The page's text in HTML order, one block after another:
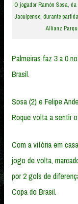
O jogador Ramón Sosa,
Jacuipense, durante
Allianz
Palmeiras faz 3 a 0
Brasil.
Sosa (2) e Felipe
Roque volta a sentir
Com a vitória em
jogo de volta,
por 2 gols de
Copa do Brasil.